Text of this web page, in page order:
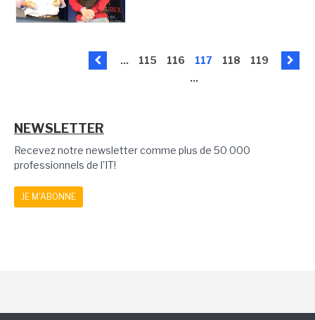
... 115 116 117 118
119
...
NEWSLETTER
Recevez notre newsletter comme plus de 50 000
professionnels de l'IT!
JE M'ABONNE